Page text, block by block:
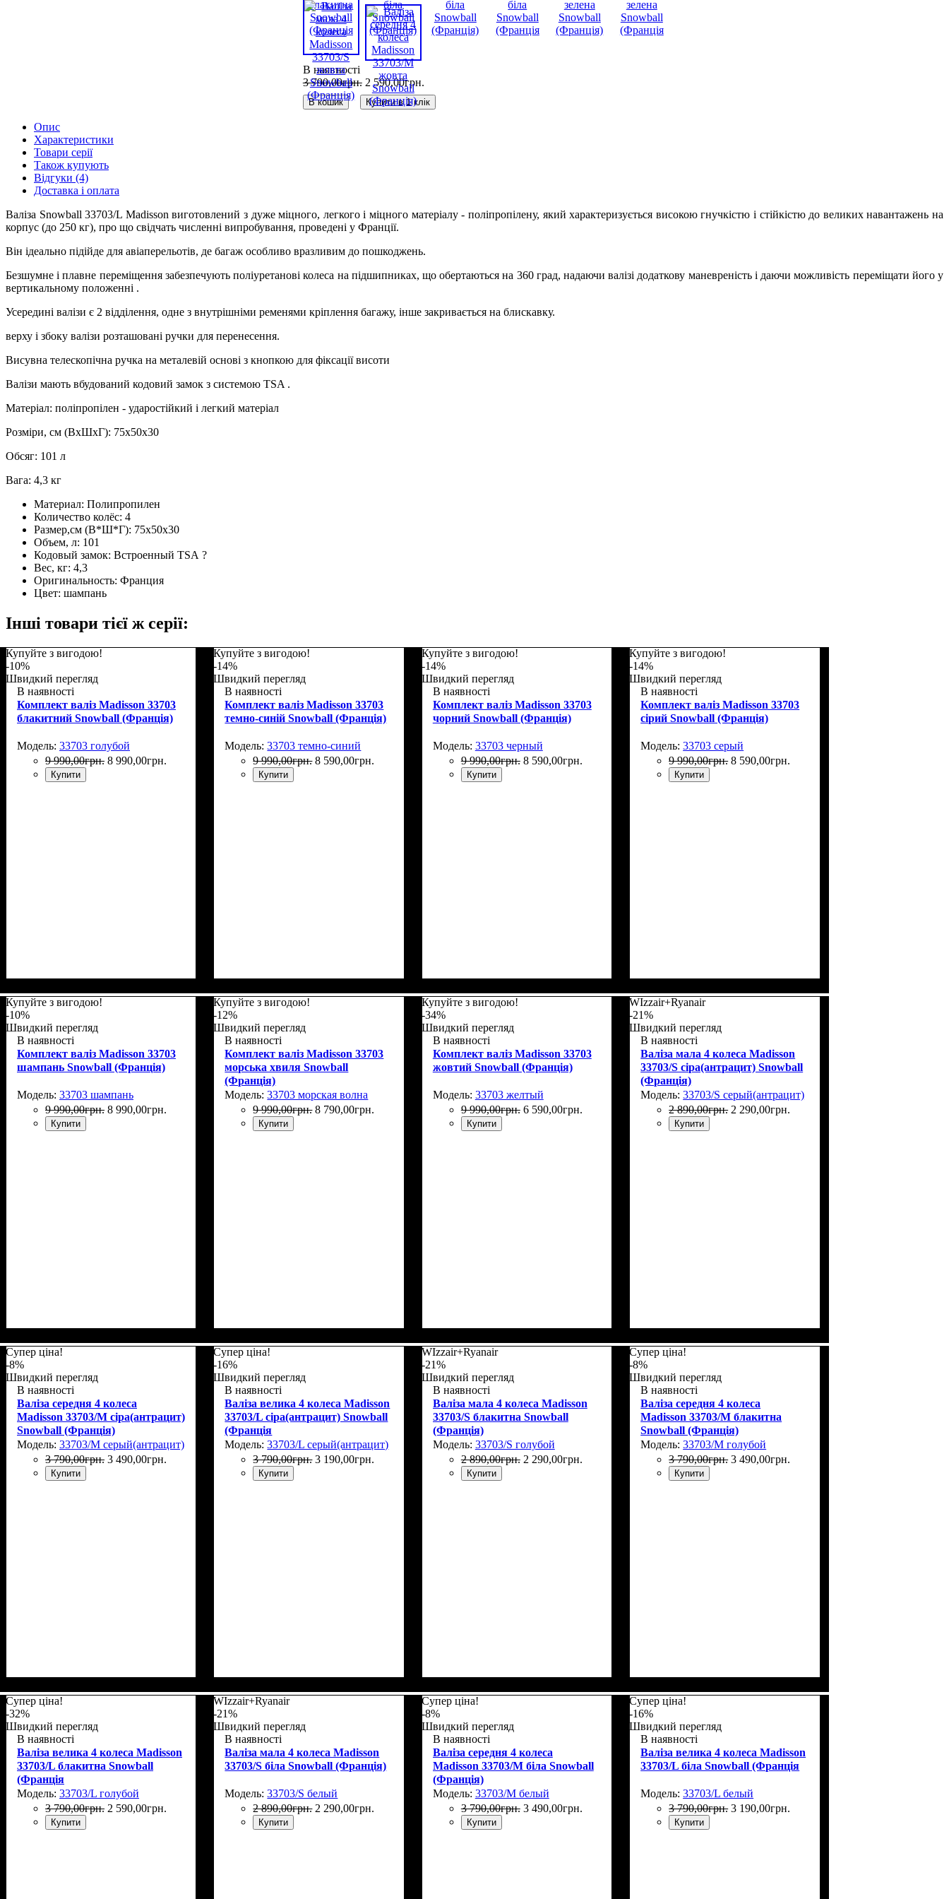
В наявності
3 790,00грн. 2 590,00грн.
В кошик Купити в 1 клік
Опис
Характеристики
Товари серії
Також купують
Відгуки (4)
Доставка і оплата
Валіза Snowball 33703/L Madisson виготовлений з дуже міцного, легкого і міцного матеріалу - поліпропілену, який характеризується високою гнучкістю і стійкістю до великих навантажень на
корпус (до 250 кг), про що свідчать численні випробування, проведені у Франції.
Він ідеально підійде для авіаперельотів, де багаж особливо вразливим до пошкоджень.
Безшумне і плавне переміщення забезпечують поліуретанові колеса на підшипниках, що обертаються на 360 град, надаючи валізі додаткову маневреність і даючи можливість переміщати його у
вертикальному положенні .
Усередині валізи є 2 відділення, одне з внутрішніми ременями кріплення багажу, інше закривається на блискавку.
верху і збоку валізи розташовані ручки для перенесення.
Висувна телескопічна ручка на металевій основі з кнопкою для фіксації висоти
Валізи мають вбудований кодовий замок з системою TSA .
Матеріал: поліпропілен - ударостійкий і легкий матеріал
Розміри, см (ВхШхГ): 75х50х30
Обсяг: 101 л
Вага: 4,3 кг
Материал: Полипропилен
Количество колёс: 4
Размер,см (В*Ш*Г): 75х50х30
Объем, л: 101
Кодовый замок: Встроенный TSA ?
Вес, кг: 4,3
Оригинальность: Франция
Цвет: шампань
Інші товари тієї ж серії:
Купуйте з вигодою!
-10%
Швидкий перегляд
В наявності
Комплект валіз Madisson 33703
блакитний Snowball (Франція)
Модель: 33703 голубой
9 990,00грн. 8 990,00грн.
Купити
Купуйте з вигодою!
-14%
Швидкий перегляд
В наявності
Комплект валіз Madisson 33703
темно-синій Snowball (Франція)
Модель:33703 темно-синий
9 990,00грн. 8 590,00грн.
Купити
Купуйте з вигодою!
-14%
Швидкий перегляд
В наявності
Комплект валіз Madisson 33703
чорний Snowball (Франція)
Модель: 33703 черный
9 990,00грн. 8 590,00грн.
Купити
Купуйте з вигодою!
-14%
Швидкий перегляд
В наявності
Комплект валіз Madisson 33703
сірий Snowball (Франція)
Модель:33703 серый
9 990,00грн. 8 590,00грн.
Купити
Купуйте з вигодою!
-10%
Швидкий перегляд
В наявності
Комплект валіз Madisson 33703
шампань Snowball (Франція)
Модель: 33703 шампань
9 990,00грн. 8 990,00грн.
Купити
Купуйте з вигодою!
-12%
Швидкий перегляд
В наявності
Комплект валіз Madisson 33703
морська хвиля Snowball
(Франція)
Модель:33703 морская волна
9 990,00грн. 8 790,00грн.
Купити
Купуйте з вигодою!
-34%
Швидкий перегляд
В наявності
Комплект валіз Madisson 33703
жовтий Snowball (Франція)
Модель: 33703 желтый
9 990,00грн. 6 590,00грн.
Купити
WIzzair+Ryanair
-21%
Швидкий перегляд
В наявності
Валіза мала 4 колеса Madisson
33703/S сіра(антрацит) Snowball
(Франція)
Модель:33703/S серый(антрацит)
2 890,00грн. 2 290,00грн.
Купити
Супер ціна!
-8%
Швидкий перегляд
В наявності
Валіза середня 4 колеса
Madisson 33703/M сіра(антрацит)
Snowball (Франція)
Модель: 33703/M серый(антрацит)
3 790,00грн. 3 490,00грн.
Купити
Супер ціна!
-16%
Швидкий перегляд
В наявності
Валіза велика 4 колеса Madisson
33703/L сіра(антрацит) Snowball
(Франція
Модель:33703/L серый(антрацит)
3 790,00грн. 3 190,00грн.
Купити
WIzzair+Ryanair
-21%
Швидкий перегляд
В наявності
Валіза мала 4 колеса Madisson
33703/S блакитна Snowball
(Франція)
Модель: 33703/S голубой
2 890,00грн. 2 290,00грн.
Купити
Супер ціна!
-8%
Швидкий перегляд
В наявності
Валіза середня 4 колеса
Madisson 33703/M блакитна
Snowball (Франція)
Модель:33703/M голубой
3 790,00грн. 3 490,00грн.
Купити
Супер ціна!
-32%
Швидкий перегляд
В наявності
Валіза велика 4 колеса Madisson
33703/L блакитна Snowball
(Франція
Модель: 33703/L голубой
3 790,00грн. 2 590,00грн.
Купити
WIzzair+Ryanair
-21%
Швидкий перегляд
В наявності
Валіза мала 4 колеса Madisson
33703/S біла Snowball (Франція)
Модель:33703/S белый
2 890,00грн. 2 290,00грн.
Купити
Супер ціна!
-8%
Швидкий перегляд
В наявності
Валіза середня 4 колеса
Madisson 33703/M біла Snowball
(Франція)
Модель: 33703/M белый
3 790,00грн. 3 490,00грн.
Купити
Супер ціна!
-16%
Швидкий перегляд
В наявності
Валіза велика 4 колеса Madisson
33703/L біла Snowball (Франція
Модель:33703/L белый
3 790,00грн. 3 190,00грн.
Купити